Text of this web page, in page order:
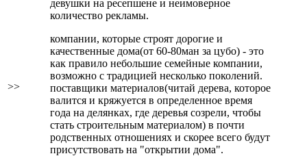
>>
девушки на ресепшене и неимоверное
количество рекламы.
компании, которые строят дорогие и
качественные дома(от 60-80ман за цубо) - это
как правило небольшие семейные компании,
возможно с традицией несколько поколений.
поставщики материалов(читай дерева, которое
валится и кряжуется в определенное время
года на делянках, где деревья созрели, чтобы
стать строительным материалом) в почти
родственных отношениях и скорее всего будут
присутствовать на "открытии дома".